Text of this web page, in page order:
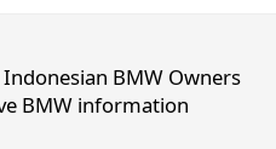
BMW Owners
BMW information